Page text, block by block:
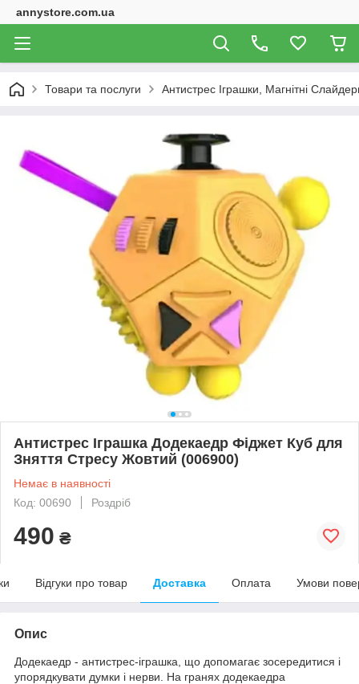
annystore.com.ua
Товари та послуги Антистрес Іграшки, Магнітні
Антистрес Іграшка Додекаедр Фіджет Куб для
Зняття Стресу Жовтий (006900)
Немає в наявності
Код: 00690
Роздріб
490 ₴
Відгуки про товар Доставка Оплата Умови
Опис
Додекаедр - антистрес-іграшка, що допомагає зосередитися і
упорядкувати думки і нерви. На гранях додекаедра